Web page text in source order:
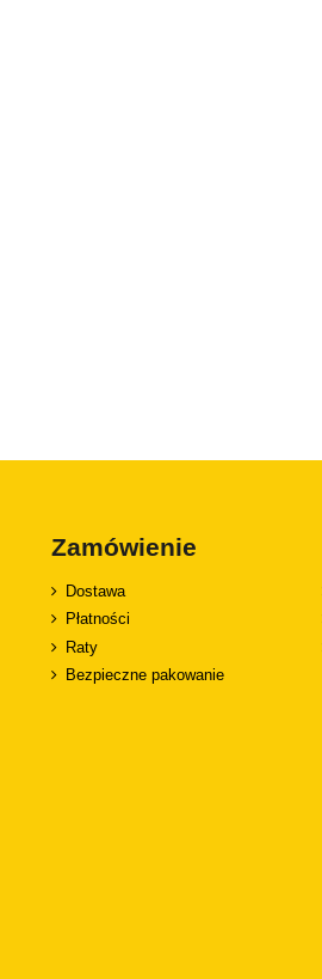
Zamówienie
Dostawa
Płatności
Raty
Bezpieczne pakowanie